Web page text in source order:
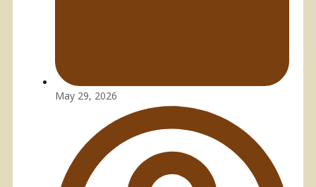
May 29, 2026